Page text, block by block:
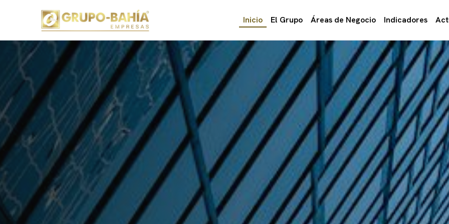
Inicio El Grupo Áreas de Negocio Indicadores